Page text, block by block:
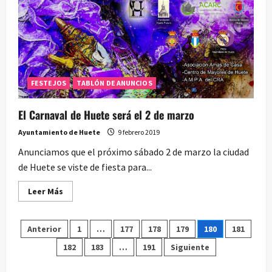
FESTEJOS TABLÓN DE ANUNCIOS
El Carnaval de Huete será el 2 de marzo
Ayuntamiento de Huete 9 febrero 2019
Anunciamos que el próximo sábado 2 de marzo la ciudad
de Huete se viste de fiesta para...
Leer Más
más
Carnaval
de
Huete
será
Paginación
Anterior 1 … 177 178 179 180
181
182
183 … 191 Siguiente